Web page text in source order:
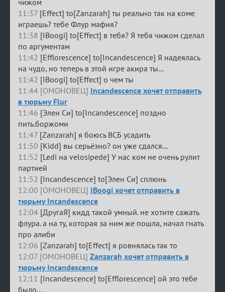
11:37 [Effect] to[Zanzarah] ты реально так на коме
играешь? тебе Флур мафия?
11:38 [IBoogi] to[Effect] в тебя? Я тебя чижом сделал
по аргументам
11:42 [Efflorescence] to[Incandescence] Я надеялась
на чудо, но теперь в этой игре акира ты...
11:42 [IBoogi] to[Effect] о чем ты
11:44 [ОМОНОВЕЦ] Incandescence хочет отправить
в тюрьму Flur
11:46 [Элен Си] to[Incandescence] поздно
пить.боржоми
11:47 [Zanzarah] я боюсь ВСБ усадить
11:50 [Kidd] вы серьёзно? он уже сдался...
11:52 [Ledi на velosipede] У нас ком не очень рулит
партией
11:52 [Incandescence] to[Элен Си] сплюнь
12:00 [ОМОНОВЕЦ] IBoogi хочет отправить в
тюрьму Incandescence
12:04 [ДругаЯ] кидд такой умный. не хотите сажать
флура. а на ту, которая за ним же пошла, начал гнать
про алиби
12:06 [Zanzarah] to[Effect] я ровнялась так то
12:07 [ОМОНОВЕЦ] Zanzarah хочет отправить в
тюрьму Incandescence
12:11 [Incandescence] to[Efflorescence] ой это тебе
было...